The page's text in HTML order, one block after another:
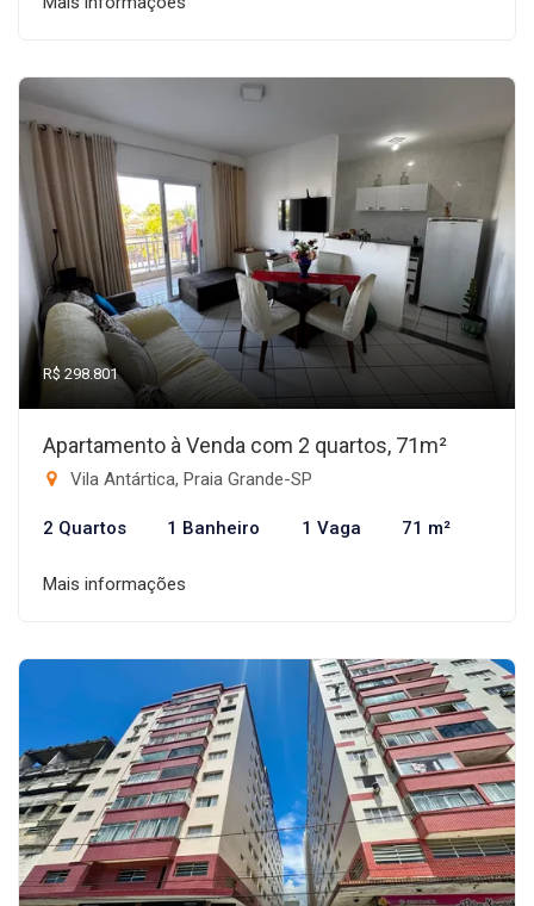
R$ 298.801
Apartamento à Venda com 2 quartos, 71m²
Vila Antártica, Praia Grande-SP
2 Quartos 1 Banheiro 1 Vaga 71 m²
Mais informações